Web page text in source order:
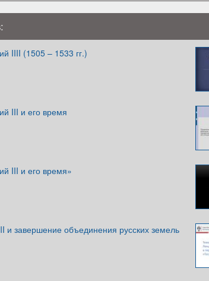
IIII (1505 – 1533 гг.)
III и его время
III и его время»
и завершение объединения русских земель